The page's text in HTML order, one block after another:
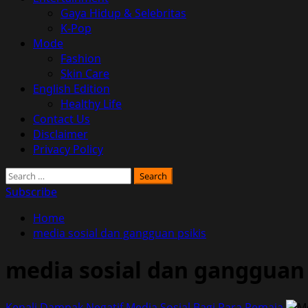
Gaya Hidup & Selebritas
K-Pop
Mode
Fashion
Skin Care
English Edition
Healthy Life
Contact Us
Disclaimer
Privacy Policy
Search
for:
Subscribe
Home
media sosial dan gangguan psikis
media sosial dan